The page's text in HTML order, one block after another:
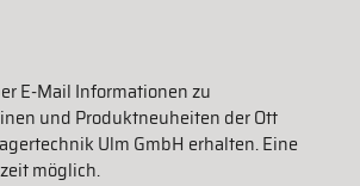
E-Mail Informationen zu
und Produktneuheiten der Ott
Ulm GmbH erhalten. Eine
möglich.